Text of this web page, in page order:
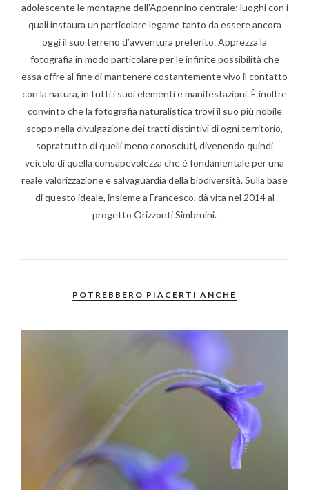
adolescente le montagne dell’Appennino centrale; luoghi con i
quali instaura un particolare legame tanto da essere ancora
oggi il suo terreno d’avventura preferito. Apprezza la
fotografia in modo particolare per le infinite possibilità che
essa offre al fine di mantenere costantemente vivo il contatto
con la natura, in tutti i suoi elementi e manifestazioni. È inoltre
convinto che la fotografia naturalistica trovi il suo più nobile
scopo nella divulgazione dei tratti distintivi di ogni territorio,
soprattutto di quelli meno conosciuti, divenendo quindi
veicolo di quella consapevolezza che è fondamentale per una
reale valorizzazione e salvaguardia della biodiversità. Sulla base
di questo ideale, insieme a Francesco, dà vita nel 2014 al
progetto Orizzonti Simbruini.
POTREBBERO PIACERTI ANCHE